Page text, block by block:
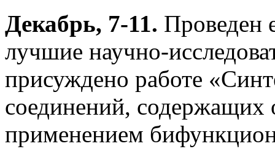
Декабрь, 7-11. Проведен
лучшие научно-
присуждено работе
соединений, содержащих
применением